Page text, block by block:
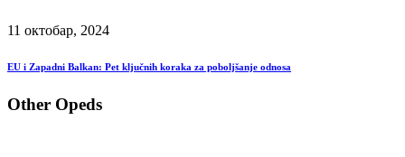
11 октобар, 2024
EU i Zapadni Balkan: Pet ključnih koraka za poboljšanje odnosa
Other Opeds